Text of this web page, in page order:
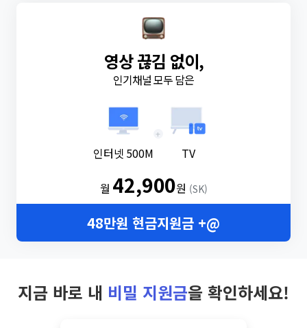
영상 끊김 없이,
인기채널 모두 담은
인터넷 500M
+
TV
월 42,900원 (SK)
48만원 현금지원금 +@
지금 바로 내 비밀 지원금을 확인하세요!